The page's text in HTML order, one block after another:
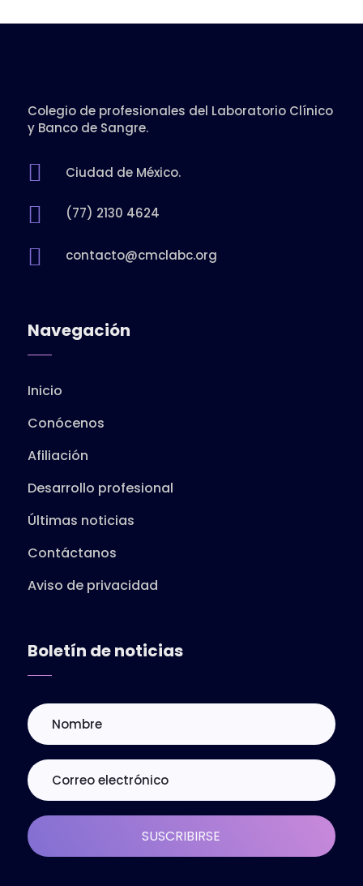
Colegio de profesionales del Laboratorio Clínico
y Banco de Sangre.
 Ciudad de México.
 (77) 2130 4624
 contacto@cmclabc.org
Navegación
Inicio
Conócenos
Afiliación
Desarrollo profesional
Últimas noticias
Contáctanos
Aviso de privacidad
Boletín de noticias
SUSCRIBIRSE